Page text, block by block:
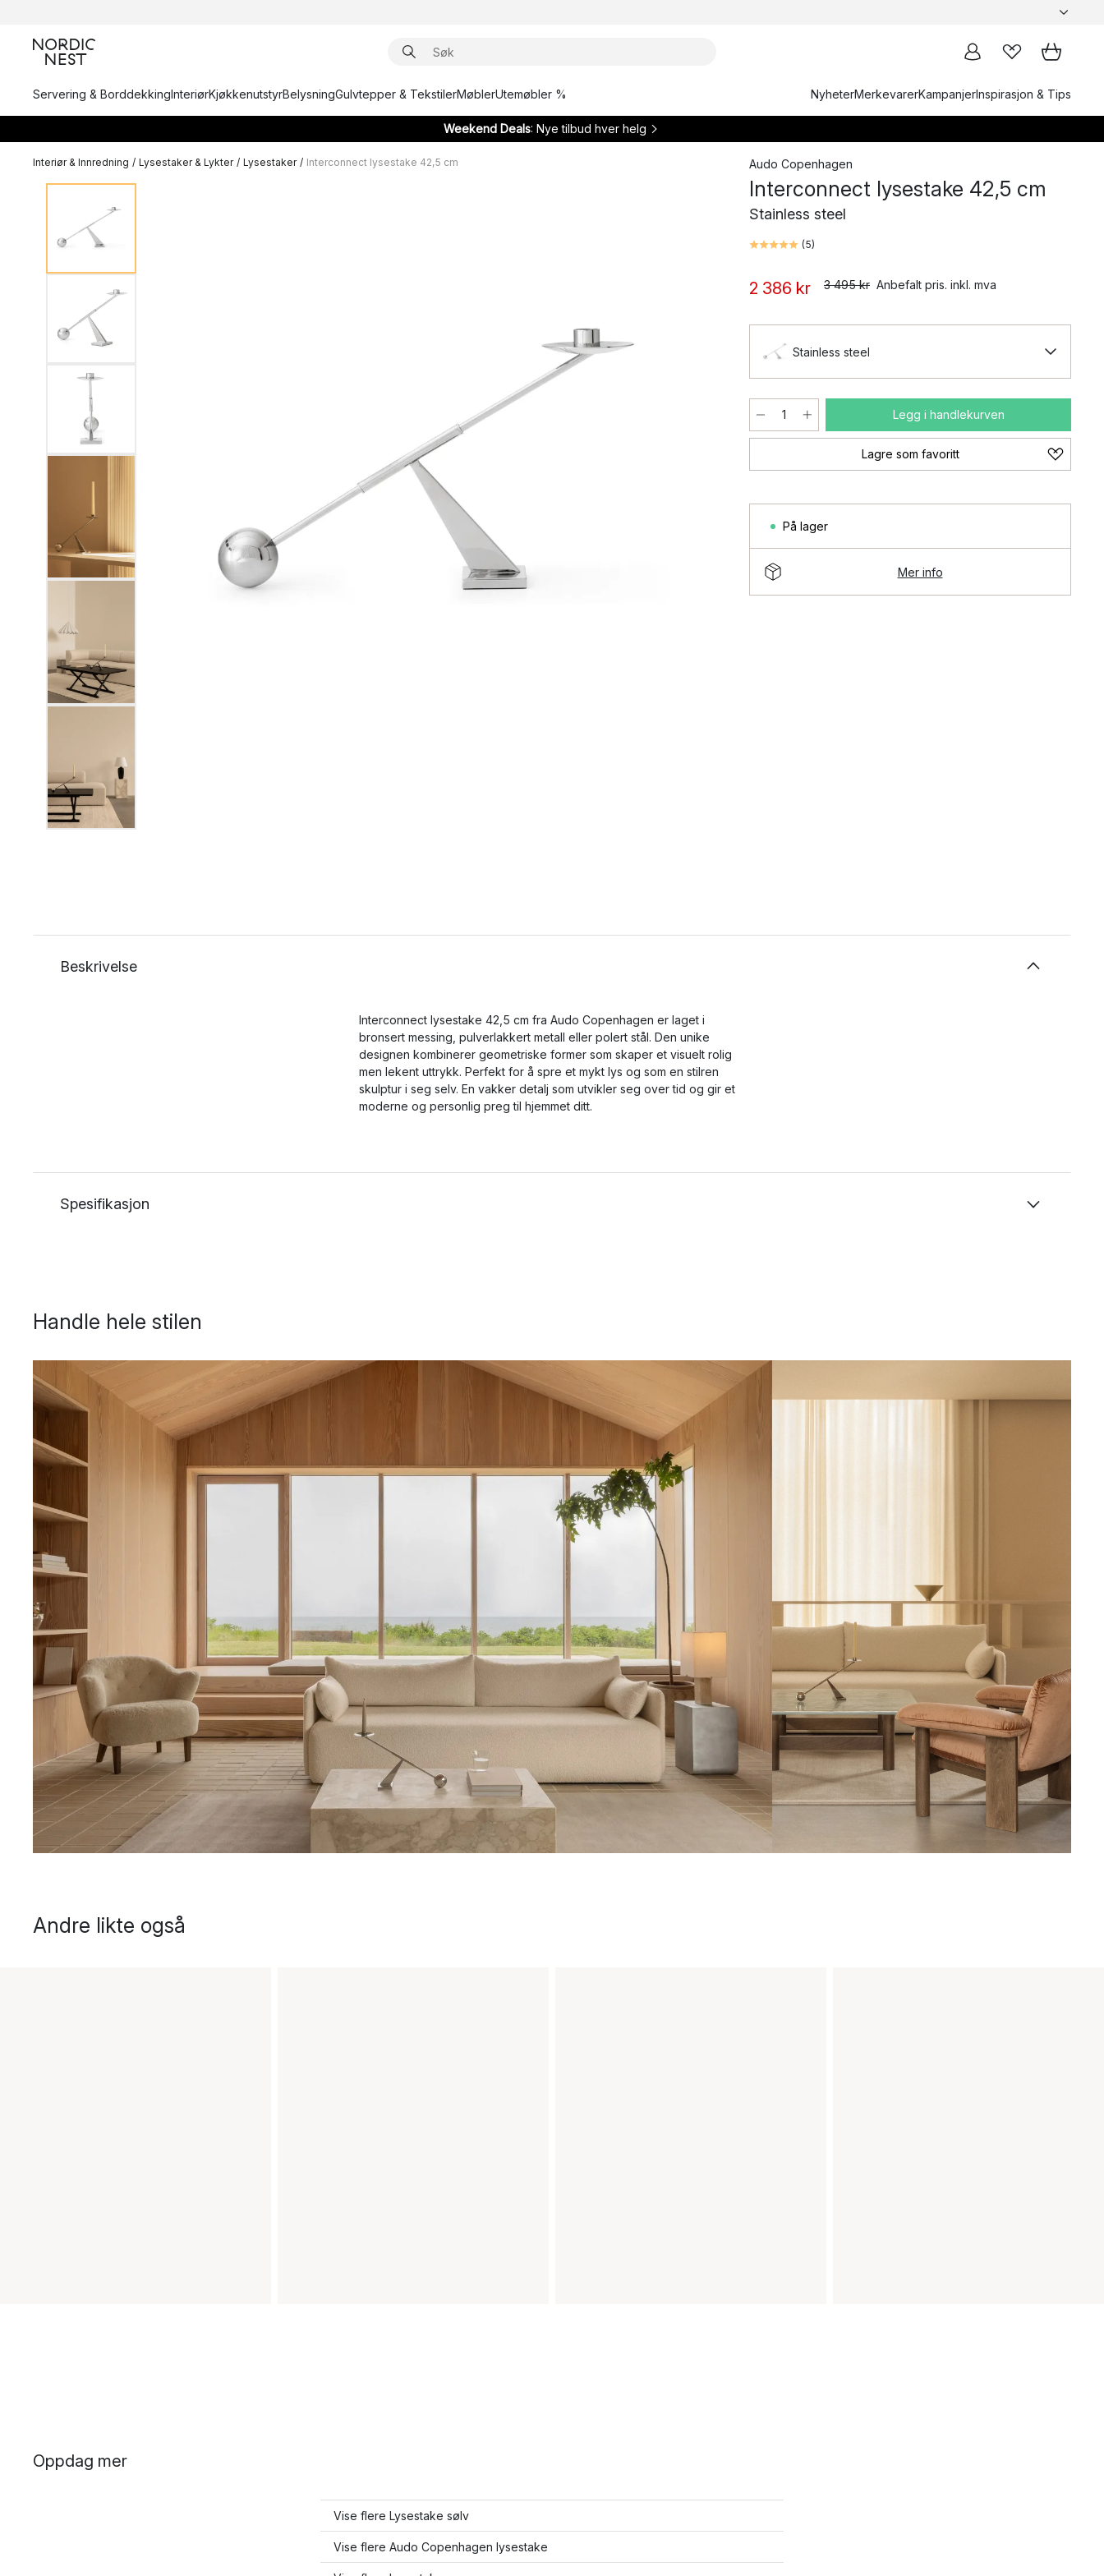
Servering & BorddekkingInteriørKjøkkenutstyrBelysningGulvtepper & TekstilerMøblerUtemøbler % NyheterMerkevarerKampanjerInspirasjon & Tips
Weekend Deals: Nye tilbud hver helg
Interiør & Innredning / Lysestaker & Lykter / Lysestaker / Interconnect lysestake 42,5 cm Audo Copenhagen
Interconnect lysestake 42,5 cm
Stainless steel
(5)
2 386 kr 3 495 kr Anbefalt pris. inkl. mva
Stainless steel
Legg i handlekurven
Lagre som favoritt
På lager
Mer info
Beskrivelse
Interconnect lysestake 42,5 cm fra Audo Copenhagen er laget i
bronsert messing, pulverlakkert metall eller polert stål. Den unike
designen kombinerer geometriske former som skaper et visuelt rolig
men lekent uttrykk. Perfekt for å spre et mykt lys og som en stilren
skulptur i seg selv. En vakker detalj som utvikler seg over tid og gir et
moderne og personlig preg til hjemmet ditt.
Spesifikasjon
Handle hele stilen
Andre likte også
Oppdag mer
Vise flere Lysestake sølv
Vise flere Audo Copenhagen lysestake